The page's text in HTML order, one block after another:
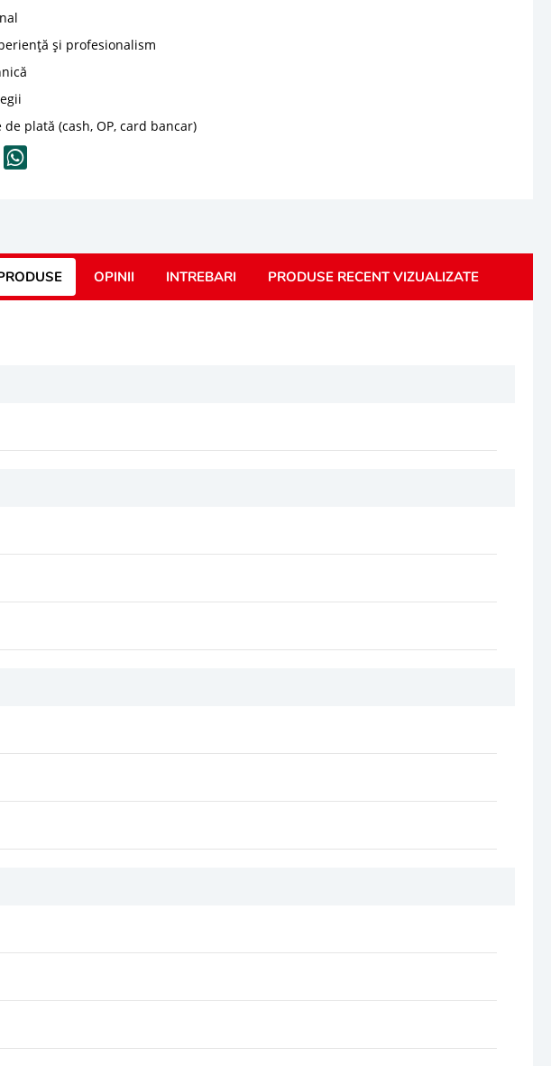
și profesionalism
plată (cash, OP, card bancar)
OPINII INTREBARI PRODUSE RECENT VIZUALIZATE